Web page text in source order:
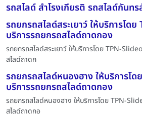
รถสไลด์ สำโรงเกียรติ รถสไลด์กันท
รถยกรถสไลด์สระเยาว์ ให้บริการโด
บริการรถยกรถสไลด์ถาดกอง
รถยกรถสไลด์สระเยาว์ ให้บริการโดย TPN-
สไลด์ถาดก
รถยกรถสไลด์หนองฮาง ให้บริการโ
บริการรถยกรถสไลด์ถาดกอง
รถยกรถสไลด์หนองฮาง ให้บริการโดย TPN-
สไลด์ถาดกอ